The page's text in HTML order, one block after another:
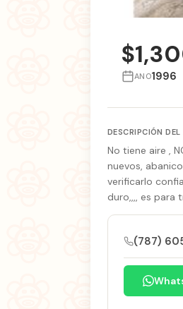
ANO1996
DESCRIPCIÓN
No tiene aire ,
nuevos,
verificarlo
duro,,,, es para
(787)